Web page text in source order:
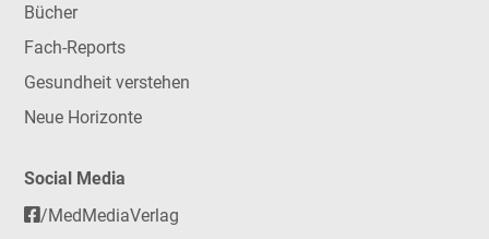
Bücher
Fach-Reports
Gesundheit verstehen
Neue Horizonte
Social Media
/MedMediaVerlag